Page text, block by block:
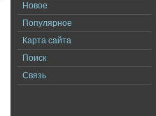
Новое
Популярное
Карта сайта
Поиск
Связь